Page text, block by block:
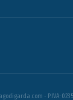
- P.IVA: